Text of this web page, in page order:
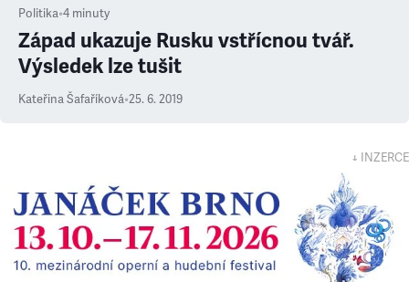
Politika•4 minuty
Západ ukazuje Rusku vstřícnou tvář.
Výsledek lze tušit
Kateřina Šafaříková•25. 6. 2019
↓ INZERCE